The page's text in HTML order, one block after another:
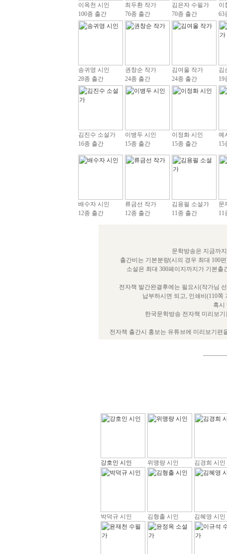
이옥천 시인
100종 출간
최두환 작가
76종 출간
김은자 수필가
70종 출간
이
63
송귀영 시인
28종 출간
권창순 작가
24종 출간
김여울 작가
24종 출간
김
19
김진수 소설가
16종 출간
이병두 시인
15종 출간
이정화 시인
15종 출간
예
15
배수자 시인
12종 출간
류금선 작가
12종 출간
김용필 소설가
11종 출간
문
11
문학방송은 지금까
출간비는 기본분량(시의 경우 최대 100
소설은 최대 300페이지까지가 기본
전자책 발간완결후에는 필요시(작가님
납부하시면 되고, 인쇄비(110쪽
혹시
한국문학방송 전자책 미리보
전자책 출간시 홍보는 유튜브에 미리보기편
강호인 시인 위맹량 시인 김경희 시인
박덕규 시인 김형출 시인 김혜영 시인